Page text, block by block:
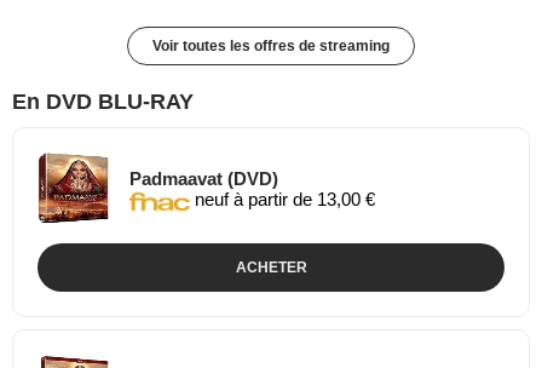
Voir toutes les offres de streaming
En DVD BLU-RAY
Padmaavat (DVD)
neuf à partir de 13,00 €
ACHETER